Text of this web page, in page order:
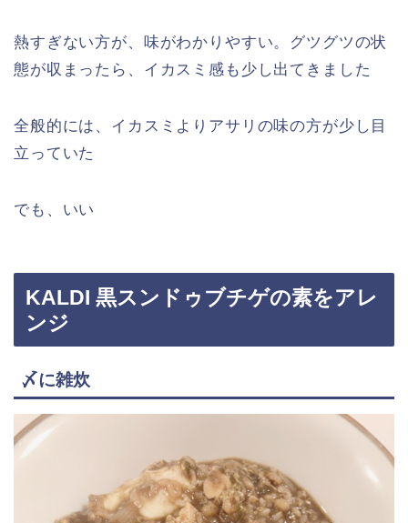
熱すぎない方が、味がわかりやすい。グツグツの状
態が収まったら、イカスミ感も少し出てきました
全般的には、イカスミよりアサリの味の方が少し目
立っていた
でも、いい
KALDI 黒スンドゥブチゲの素をアレ
ンジ
〆に雑炊